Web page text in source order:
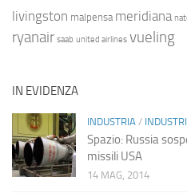
livingston malpensa meridiana
ryanair saab united airlines vueling
IN EVIDENZA
INDUSTRIA /
Spazio: Russia
missili USA
14 MAG, 2014